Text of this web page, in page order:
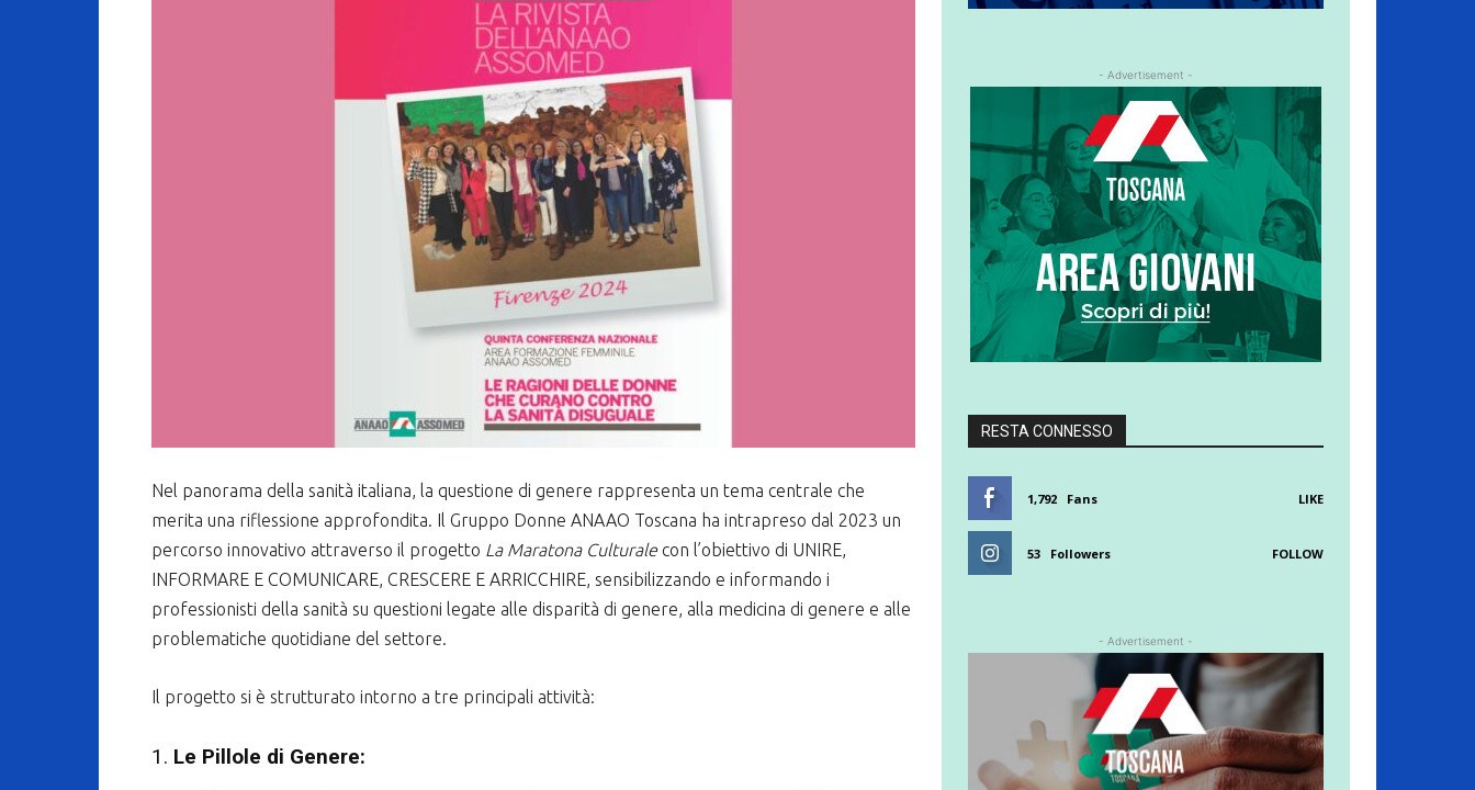
Nel panorama della sanità italiana, la questione di genere rappresenta un tema centrale che
merita una riflessione approfondita. Il Gruppo Donne ANAAO Toscana ha intrapreso dal 2023 un
percorso innovativo attraverso il progetto La Maratona Culturalecon l’obiettivo di UNIRE,
INFORMARE E COMUNICARE, CRESCERE E ARRICCHIRE, sensibilizzando e informando i
professionisti della sanità su questioni legate alle disparità di genere, alla medicina di genere e alle
problematiche quotidiane del settore.
Il progetto si è strutturato intorno a tre principali attività:
1. Le Pillole di Genere:
- Advertisement -
RESTA CONNESSO
1,792 Fans LIKE
53 Followers FOLLOW
- Advertisement -